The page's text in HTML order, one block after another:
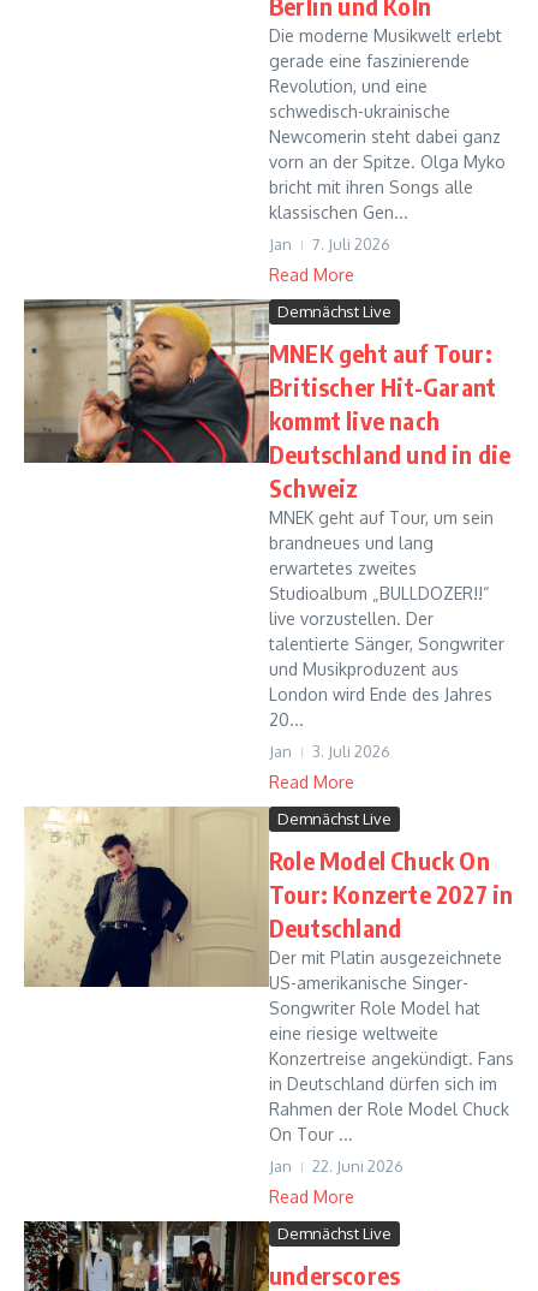
Die moderne Musikwelt erlebt
gerade eine faszinierende
Revolution, und eine
schwedisch-ukrainische
Newcomerin steht dabei ganz
vorn an der Spitze. Olga Myko
bricht mit ihren Songs alle
klassischen Gen...
Jan 7. Juli 2026
Read More
Demnächst Live
MNEK geht auf Tour:
Britischer Hit-Garant
kommt live nach
Deutschland und in die
Schweiz
MNEK geht auf Tour, um sein
brandneues und lang
erwartetes zweites
Studioalbum „BULLDOZER!!“
live vorzustellen. Der
talentierte Sänger, Songwriter
und Musikproduzent aus
London wird Ende des Jahres
20...
Jan 3. Juli 2026
Read More
Demnächst Live
Role Model Chuck On
Tour: Konzerte 2027 in
Deutschland
Der mit Platin ausgezeichnete
US-amerikanische Singer-
Songwriter Role Model hat
eine riesige weltweite
Konzertreise angekündigt. Fans
in Deutschland dürfen sich im
Rahmen der Role Model Chuck
On Tour ...
Jan 22. Juni 2026
Read More
Demnächst Live
underscores